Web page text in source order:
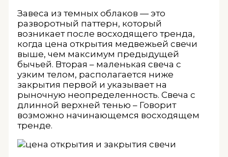
Завеса из темных облаков — это
разворотный паттерн, который
возникает после восходящего тренда,
когда цена открытия медвежьей свечи
выше, чем максимум предыдущей
бычьей. Вторая – маленькая свеча с
узким телом, располагается ниже
закрытия первой и указывает на
рыночную неопределенность. Свеча с
длинной верхней тенью – Говорит
возможно начинающемся восходящем
тренде.